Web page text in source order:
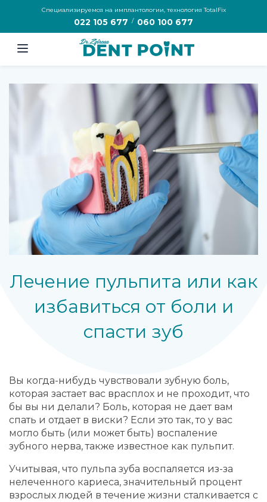
Специализируемся на имплантологии, технология TotalFix
022 105 677 / 060 100 677
Лечение пульпита или как
избавиться от боли и
спасти зуб
Вы когда-нибудь чувствовали зубную боль,
которая застает вас врасплох и не проходит, что
бы вы ни делали? Боль, которая не дает вам
спать и отдает в виски? Если это так, то у вас
могло быть (или может быть) воспаление
зубного нерва, также известное как пульпит.
Учитывая, что пульпа зуба воспаляется из-за
нелеченного кариеса, значительный процент
взрослых людей в течение жизни сталкивается с